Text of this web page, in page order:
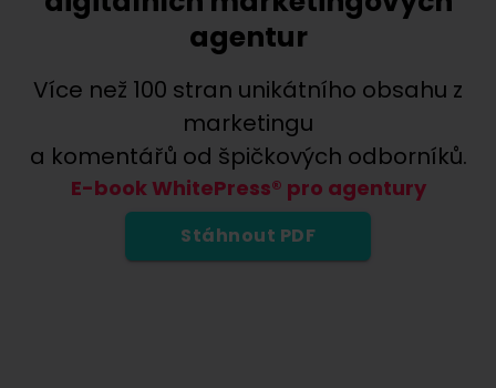
agentur
Více než 100 stran unikátního obsahu z
marketingu
a komentářů od špičkových odborníků.
E-book WhitePress® pro agentury
Stáhnout PDF